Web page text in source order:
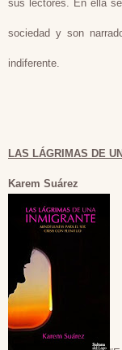
sus lectores. En ella
sociedad y son
indiferente.
LAS LÁGRIMAS DE
Karem Suárez